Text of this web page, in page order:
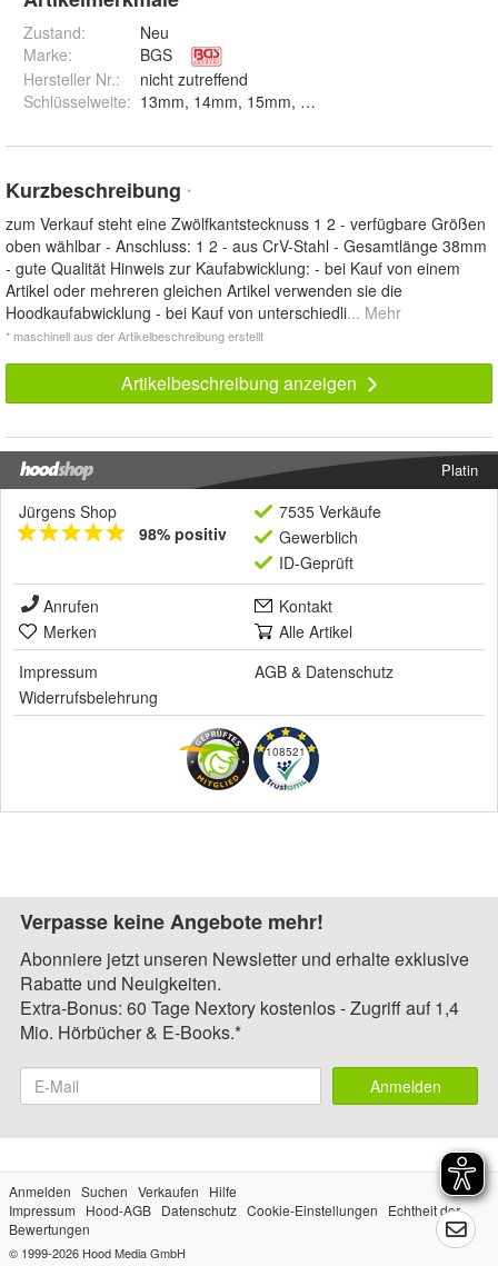
Zustand:
Neu
Marke:
BGS
Hersteller Nr.:
nicht zutreffend
Schlüsselweite:
Kurzbeschreibung *
zum Verkauf steht eine Zwölfkantstecknuss 1 2 - verfügbare Größen
oben wählbar - Anschluss: 1 2 - aus CrV-Stahl - Gesamtlänge 38mm
- gute Qualität Hinweis zur Kaufabwicklung: - bei Kauf von einem
Artikel oder mehreren gleichen Artikel verwenden sie die
Hoodkaufabwicklung - bei Kauf von unterschiedli... Mehr
* maschinell aus der Artikelbeschreibung erstellt
Artikelbeschreibung anzeigen
Platin
Jürgens Shop
98% positiv
7535 Verkäufe
Gewerblich
ID-Geprüft
Anrufen
Kontakt
Merken
Alle Artikel
Impressum
AGB & Datenschutz
Widerrufsbelehrung
108521
Verpasse keine Angebote mehr!
Abonniere jetzt unseren Newsletter und erhalte exklusive
Rabatte und Neuigkeiten.
Extra-Bonus: 60 Tage Nextory kostenlos - Zugriff auf 1,4
Mio. Hörbücher & E-Books.*
Anmelden
Anmelden Suchen Verkaufen
Hilfe
Impressum
Hood-AGB Datenschutz Cookie-Einstellungen
Echtheit der
Bewertungen
© 1999-2026 Hood Media GmbH